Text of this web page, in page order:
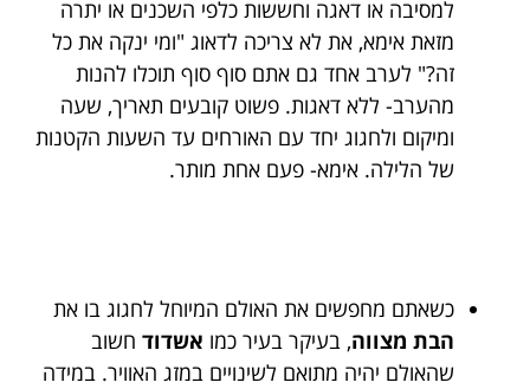
למסיבה או דאגה וחששות כלפי השכנים או יתרה
מזאת אימא, את לא צריכה לדאוג "ומי ינקה את כל
זה?" לערב אחד גם אתם סוף סוף תוכלו להנות
מהערב- ללא דאגות. פשוט קובעים תאריך, שעה
ומיקום ולחגוג יחד עם האורחים עד השעות הקטנות
של הלילה. אימא- פעם אחת מותר.
כשאתם מחפשים את האולם המיוחל לחגוג בו את
הבת מצווה, בעיקר בעיר כמו אשדוד חשוב
שהאולם יהיה מתואם לשינויים במזג האוויר. במידה